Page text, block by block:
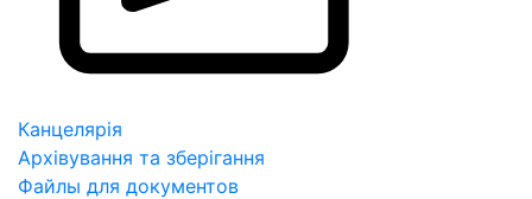
Канцелярія
Архівування та зберігання
Файлы для документов